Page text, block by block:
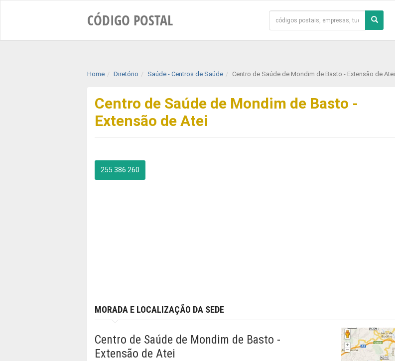
CÓDIGO POSTAL
Home Diretório Saúde - Centros de Saúde Centro de Saúde de Mondim de Basto - Extensão de Atei
Centro de Saúde de Mondim de Basto -
Extensão de Atei
255 386 260
MORADA E LOCALIZAÇÃO DA SEDE
Centro de Saúde de Mondim de Basto -
Extensão de Atei